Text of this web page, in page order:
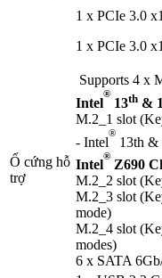
1 x PCIe 3.0
1 x PCIe 3.0
Ổ cứng hỗ
trợ
Supports 4 x
Intel
®
13th &
M.2_1 slot
- Intel
®
13th &
Intel
®
Z690
M.2_2 slot
M.2_3 slot
mode)
M.2_4 slot
modes)
6 x SATA